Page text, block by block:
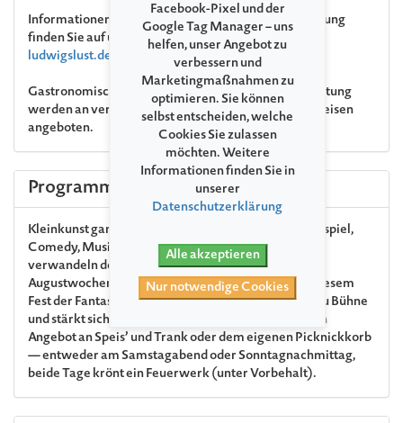
Informationen
Fragen und Antworten zur Veranstaltung
finden Sie auf unserer Websitewww.kleines-fest-
ludwigslust.de
Gastronomisches Angebot
Im Rahmen der Veranstaltung
werden an verschiedenen Ständen Getränke und Speisen
angeboten.
Programm
Kleinkunst ganz groß: Akrobatik, Pantomime, Schauspiel,
Comedy, Musik und Puppenspiel der Spitzenklasse
verwandeln den Schlosspark Ludwigslust am ersten
Augustwochenende in eine Zauberlandschaft. Bei diesem
Fest der Fantasie wandelt das Publikum von Bühne zu Bühne
und stärkt sich zwischendurch aus dem reichhaltigen
Angebot an Speis’ und Trank oder dem eigenen Picknickkorb
— entweder am Samstagabend oder Sonntagnachmittag,
beide Tage krönt ein Feuerwerk (unter Vorbehalt).
Facebook-Pixel und der
Google Tag Manager – uns
helfen, unser Angebot zu
verbessern und
Marketingmaßnahmen zu
optimieren. Sie können
selbst entscheiden, welche
Cookies Sie zulassen
möchten. Weitere
Informationen finden Sie in
unserer
Datenschutzerklärung
Alle akzeptieren
Nur notwendige Cookies